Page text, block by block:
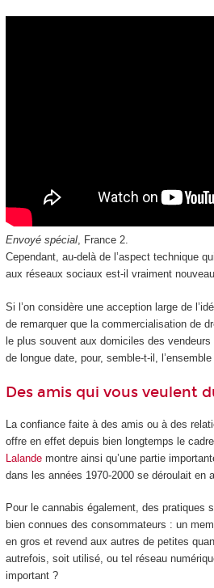
Envoyé spécial, France 2.
Cependant, au-delà de l’aspect technique
aux réseaux sociaux est-il vraiment
Si l’on considère une acception large de
de remarquer que la commercialisation de
le plus souvent aux domiciles des
de longue date, pour, semble-t-il,
Des amis qui vous veulent
La confiance faite à des amis ou à des
offre en effet depuis bien longtemps le
Lalandemontre ainsi qu’une partie
dans les années 1970-2000 se déroulait en
Pour le cannabis également, des pratiques
bien connues des consommateurs : un
en gros et revend aux autres de petites
autrefois, soit utilisé, ou tel réseau
important ?